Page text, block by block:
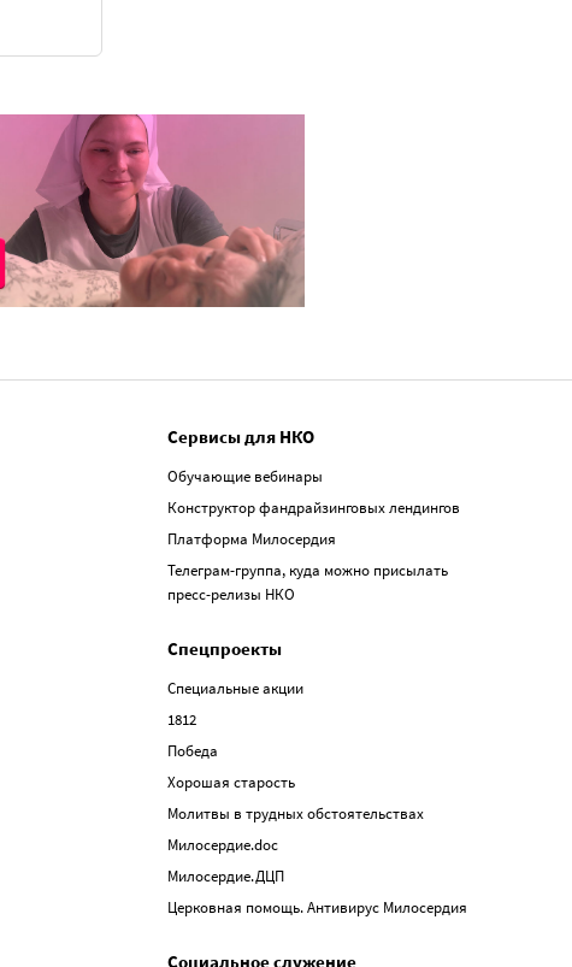
Сервисы для НКО
Обучающие вебинары
Конструктор фандрайзинговых лендингов
Платформа Милосердия
Телеграм-группа, куда можно присылать
пресс-релизы НКО
Спецпроекты
Специальные акции
1812
Победа
Хорошая старость
Молитвы в трудных обстоятельствах
Милосердие.doc
Милосердие.ДЦП
Церковная помощь. Антивирус Милосердия
Социальное служение